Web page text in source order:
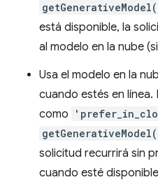
está disponible, la
al modelo en la nube
Usa el modelo en la
cuando estés en línea.
como
solicitud recurrirá sin
cuando esté